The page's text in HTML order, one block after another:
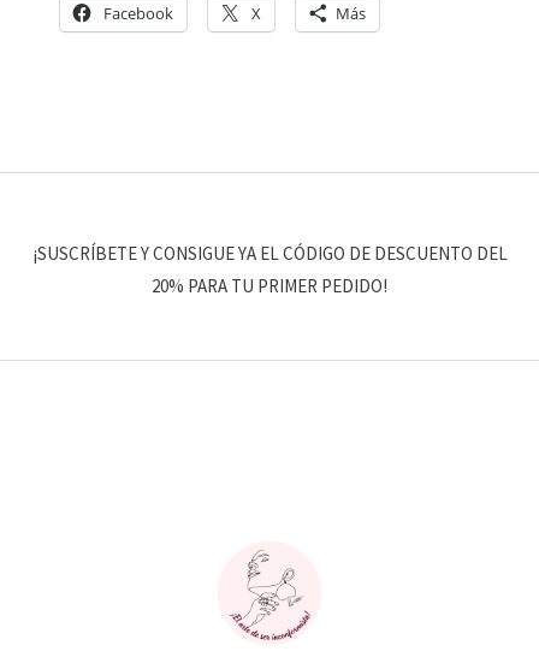
Facebook X Más
¡SUSCRÍBETE Y CONSIGUE YA EL CÓDIGO DE DESCUENTO DEL
20% PARA TU PRIMER PEDIDO!